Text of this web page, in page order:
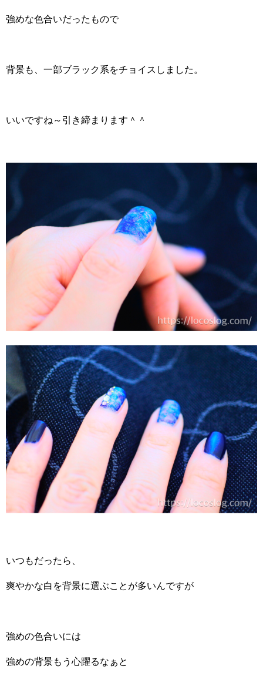
強めな色合いだったもので
背景も、一部ブラック系をチョイスしました。
いいですね～引き締まります＾＾
いつもだったら、
爽やかな白を背景に選ぶことが多いんですが
強めの色合いには
強めの背景もう心躍るなぁと